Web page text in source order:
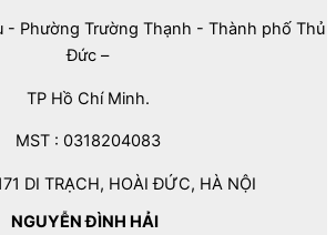
- Phường Trường Thạnh - Thành phố Thủ
Đức –
TP Hồ Chí Minh.
MST : 0318204083
DI TRẠCH, HOÀI ĐỨC, HÀ NỘI
NGUYỄN ĐÌNH HẢI